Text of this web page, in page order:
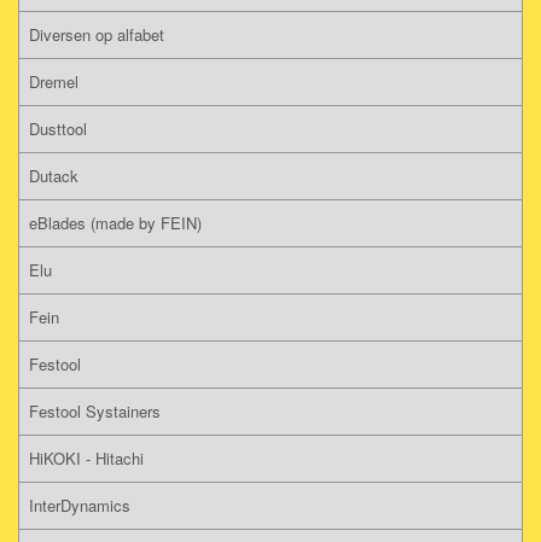
Diversen op alfabet
Dremel
Dusttool
Dutack
eBlades (made by FEIN)
Elu
Fein
Festool
Festool Systainers
HiKOKI - Hitachi
InterDynamics